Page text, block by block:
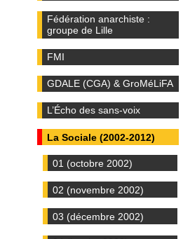
Fédération anarchiste :
groupe de Lille
FMI
GDALE (CGA) & GroMéLiFA
L’Écho des sans-voix
La Sociale (2002-2012)
01 (octobre 2002)
02 (novembre 2002)
03 (décembre 2002)